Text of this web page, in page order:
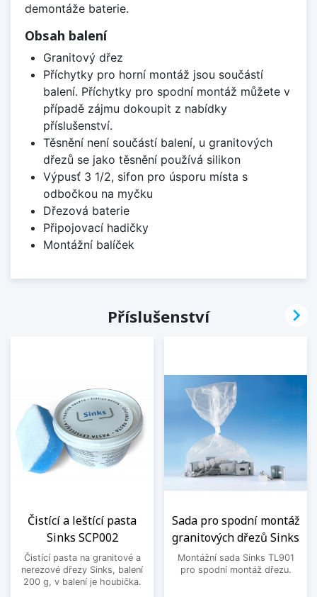
demontáže baterie.
Obsah balení
Granitový dřez
Příchytky pro horní montáž jsou součástí
balení. Příchytky pro spodní montáž můžete v
případě zájmu dokoupit z nabídky
příslušenství.
Těsnění není součástí balení, u granitových
dřezů se jako těsnění používá silikon
Výpusť 3 1/2, sifon pro úsporu místa s
odbočkou na myčku
Dřezová baterie
Připojovací hadičky
Montážní balíček
Příslušenství
Čistící a leštící pasta
Sinks SCP002
Čistící pasta na granitové a
nerezové dřezy Sinks, balení
200 g, v balení je houbička.
Sada pro spodní montáž
granitových dřezů Sinks
Montážní sada Sinks TL901
pro spodní montáž dřezu.
